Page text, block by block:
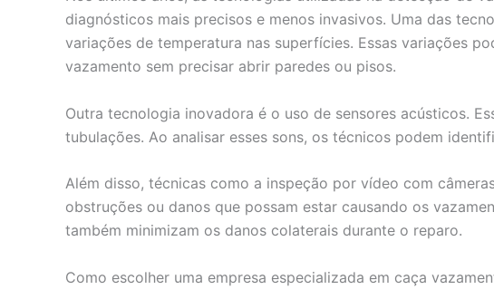
diagnósticos mais precisos e menos invasivos. Uma das
variações de temperatura nas superfícies. Essas variações
vazamento sem precisar abrir paredes ou pisos.
Outra tecnologia inovadora é o uso de sensores acústicos.
tubulações. Ao analisar esses sons, os técnicos podem
Além disso, técnicas como a inspeção por vídeo com
obstruções ou danos que possam estar causando os
também minimizam os danos colaterais durante o reparo.
Como escolher uma empresa especializada em caça